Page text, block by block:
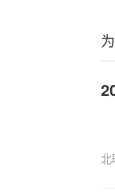
北